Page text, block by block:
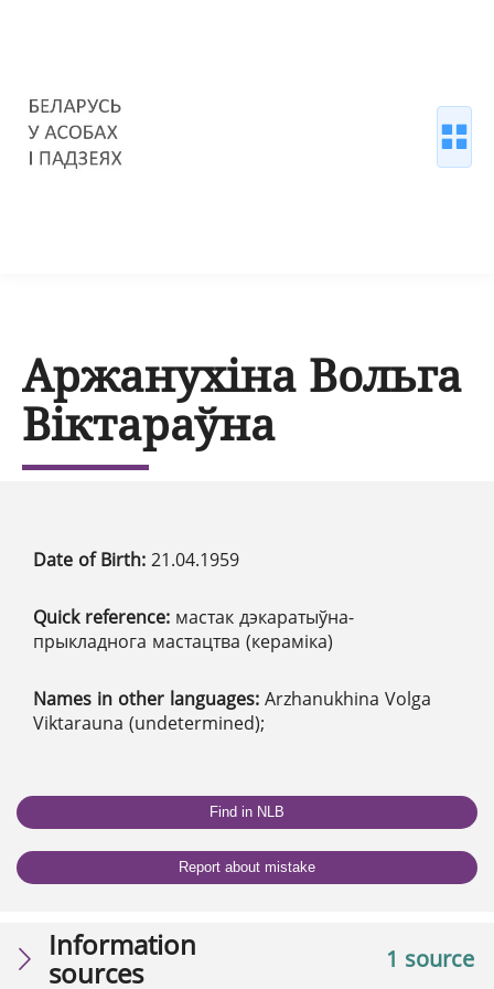
Аржанухіна Вольга
Віктараўна
Date of Birth: 21.04.1959
Quick reference: мастак дэкаратыўна-
прыкладнога мастацтва (кераміка)
Names in other languages: Arzhanukhina Volga
Viktarauna (undetermined);
Find in NLB
Report about mistake
1 source
Information
sources